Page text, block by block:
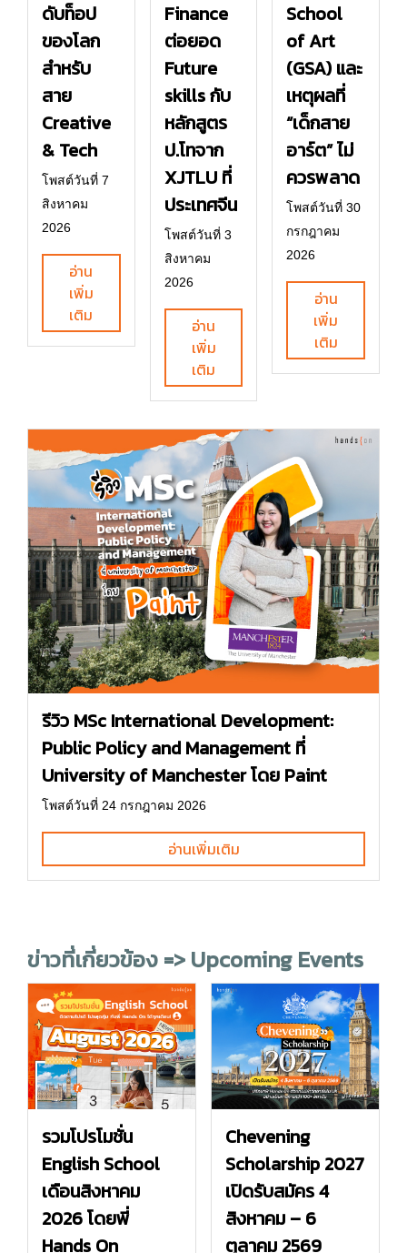
ดับท็อป
ของโลก
สำหรับ
สาย
Creative
& Tech
โพสต์วันที่ 7
สิงหาคม
2026
อ่าน
เพิ่ม
เติม
Finance
ต่อยอด
Future
skills กับ
หลักสูตร
ป.โทจาก
XJTLU ที่
ประเทศจีน
โพสต์วันที่ 3
สิงหาคม
2026
อ่าน
เพิ่ม
เติม
School
of Art
(GSA) และ
เหตุผลที่
“เด็กสาย
อาร์ต” ไม่
ควรพลาด
โพสต์วันที่ 30
กรกฎาคม
2026
อ่าน
เพิ่ม
เติม
รีวิว MSc International Development:
Public Policy and Management ที่
University of Manchester โดย Paint
โพสต์วันที่ 24 กรกฎาคม 2026
อ่านเพิ่มเติม
ข่าวที่เกี่ยวข้อง => Upcoming Events
รวมโปรโมชั่น
English School
เดือนสิงหาคม
2026 โดยพี่
Hands On
Chevening
Scholarship 2027
เปิดรับสมัคร 4
สิงหาคม – 6
ตุลาคม 2569